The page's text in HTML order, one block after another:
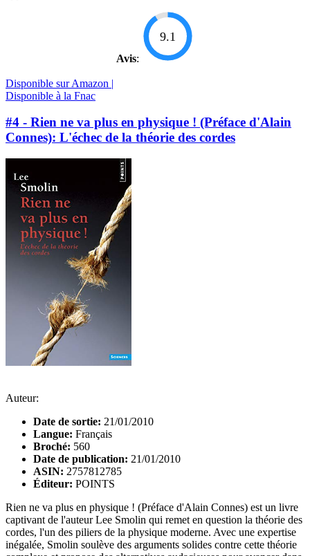
Avis:
9.1
Disponible sur Amazon |
Disponible à la Fnac
#4 - Rien ne va plus en physique ! (Préface d'Alain
Connes): L'échec de la théorie des cordes
Auteur:
Date de sortie: 21/01/2010
Langue: Français
Broché: 560
Date de publication: 21/01/2010
ASIN: 2757812785
Éditeur: POINTS
Rien ne va plus en physique ! (Préface d'Alain Connes) est un livre
captivant de l'auteur Lee Smolin qui remet en question la théorie des
cordes, l'un des piliers de la physique moderne. Avec une expertise
inégalée, Smolin soulève des arguments solides contre cette théorie